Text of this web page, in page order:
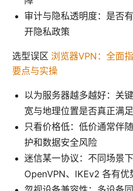
审计与隐私透明度：是否
开隐私政策
选型误区 浏览器VPN：全面
要点与实操
以为服务器越多越好：关
宽与地理位置是否真正满
只看价格低：低价通常伴
护和数据安全风险
迷信某一协议：不同场景
OpenVPN、IKEv2 各有优